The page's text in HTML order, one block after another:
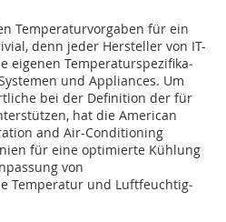
Temperatur­vorgaben für ein
denn jeder Hersteller von IT-
eigenen Tem­pe­ra­tur­spe­zi­fi­ka­
und Appliances. Um
bei der Definition der für
hat die American
and Air-Conditioning
für eine optimierte Kühlung
von
Temperatur und Luftfeuchtig­